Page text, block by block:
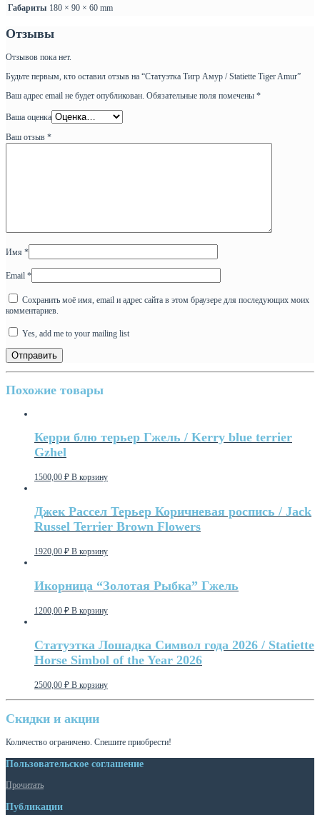
Габариты 180 × 90 × 60 mm
Отзывы
Отзывов пока нет.
Будьте первым, кто оставил отзыв на “Статуэтка Тигр Амур / Statiette Tiger Amur”
Ваш адрес email не будет опубликован. Обязательные поля помечены *
Ваша оценка
Ваш отзыв *
Имя *
Email *
Сохранить моё имя, email и адрес сайта в этом браузере для последующих моих
комментариев.
Yes, add me to your mailing list
Похожие товары
Керри блю терьер Гжель / Kerry blue terrier
Gzhel
1500,00 ₽ В корзину
Джек Рассел Терьер Коричневая роспись / Jack
Russel Terrier Brown Flowers
1920,00 ₽ В корзину
Икорница “Золотая Рыбка” Гжель
1200,00 ₽ В корзину
Статуэтка Лошадка Символ года 2026 / Statiette
Horse Simbol of the Year 2026
2500,00 ₽ В корзину
Скидки и акции
Количество ограничено. Спешите приобрести!
Пользовательское соглашение
Прочитать
Публикации